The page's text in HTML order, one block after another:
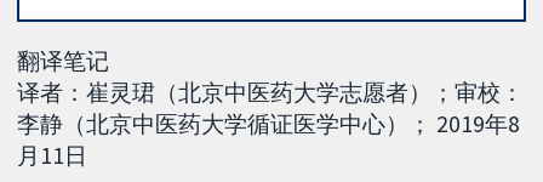
翻译笔记
译者：崔灵珺（北京中医药大学志愿者）；审校：
李静（北京中医药大学循证医学中心）； 2019年8
月11日